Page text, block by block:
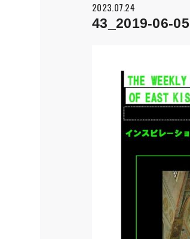
2023.07.24
43_2019-06-05